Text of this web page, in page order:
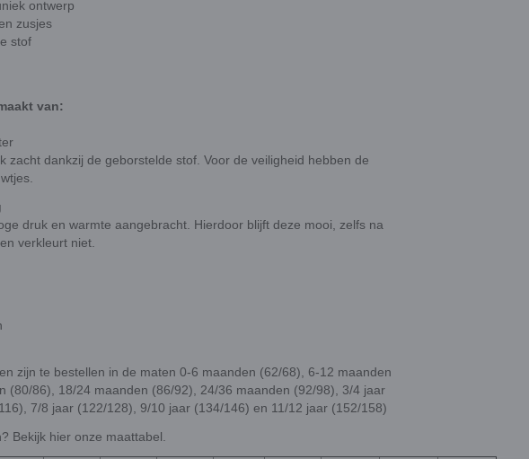
ontwerp
zusjes
stof
van:
zacht dankzij de geborstelde stof. Voor de veiligheid hebben de
druk en warmte aangebracht. Hierdoor blijft deze mooi, zelfs na
verkleurt niet.
zijn te bestellen in de maten 0-6 maanden (62/68), 6-12 maanden
(80/86), 18/24 maanden (86/92), 24/36 maanden (92/98), 3/4 jaar
7/8 jaar (122/128), 9/10 jaar (134/146) en 11/12 jaar (152/158)
Bekijk hier onze maattabel.